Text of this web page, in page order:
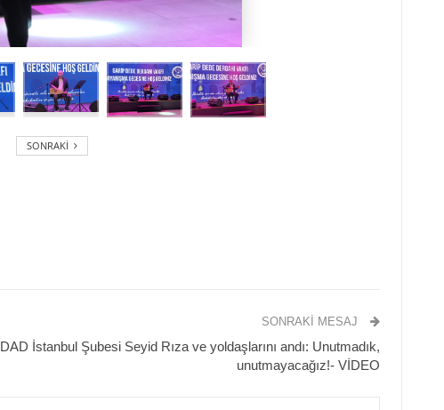
SONRAKI
SONRAKI MESAJ
DAD İstanbul Şubesi Seyid Rıza ve yoldaşlarını andı: Unutmadık,
unutmayacağız!- VİDEO